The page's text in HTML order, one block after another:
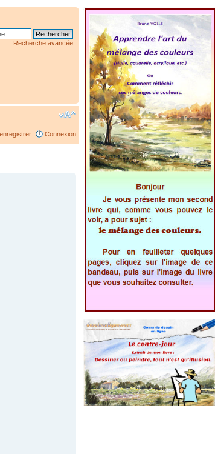
Recherche avancée
Connexion